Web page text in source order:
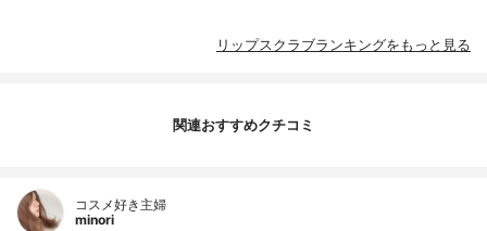
リップスクラブランキングをもっと見る
関連おすすめクチコミ
コスメ好き主婦
minori